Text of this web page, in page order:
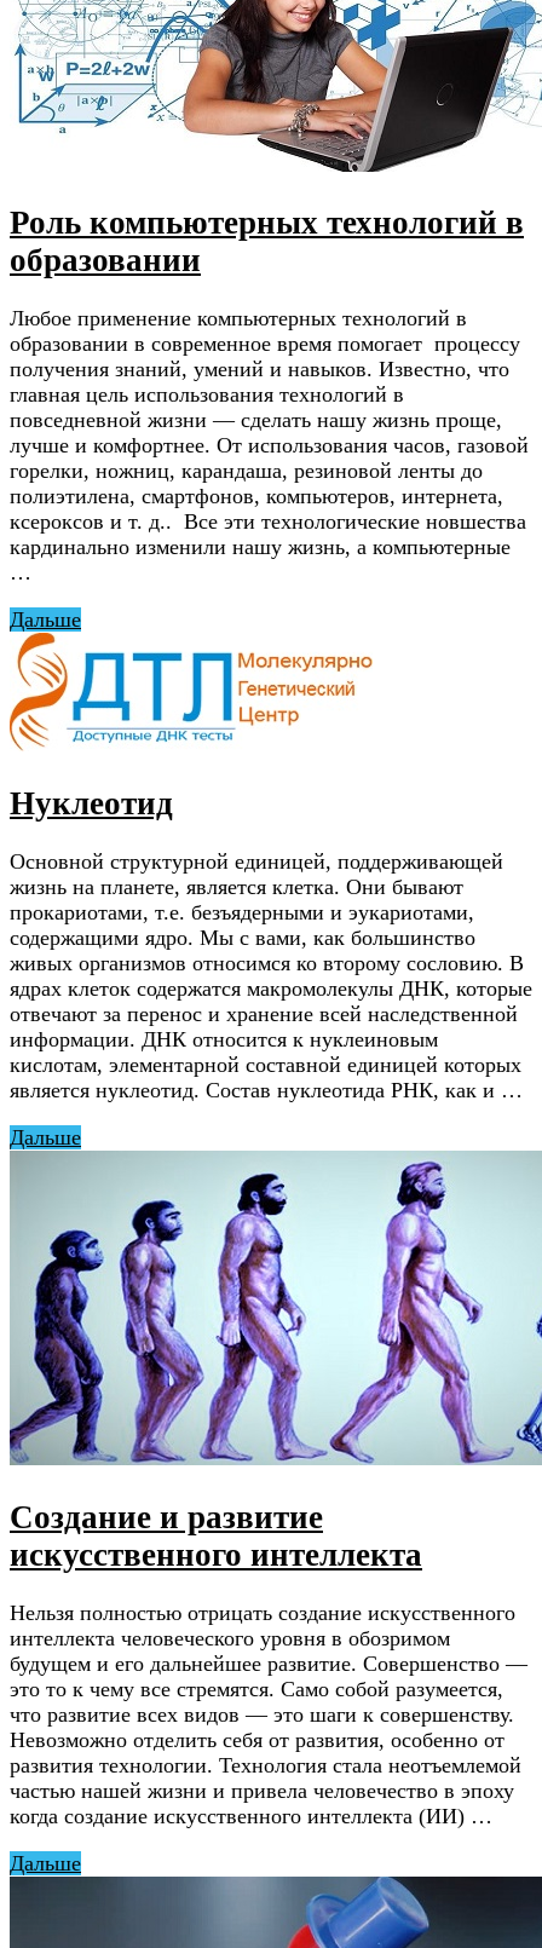
Роль компьютерных технологий в
образовании
Любое применение компьютерных технологий в
образовании в современное время помогает процессу
получения знаний, умений и навыков. Известно, что
главная цель использования технологий в
повседневной жизни — сделать нашу жизнь проще,
лучше и комфортнее. От использования часов, газовой
горелки, ножниц, карандаша, резиновой ленты до
полиэтилена, смартфонов, компьютеров, интернета,
ксероксов и т. д.. Все эти технологические новшества
кардинально изменили нашу жизнь, а компьютерные
…
Дальше
Нуклеотид
Основной структурной единицей, поддерживающей
жизнь на планете, является клетка. Они бывают
прокариотами, т.е. безъядерными и эукариотами,
содержащими ядро. Мы с вами, как большинство
живых организмов относимся ко второму сословию. В
ядрах клеток содержатся макромолекулы ДНК, которые
отвечают за перенос и хранение всей наследственной
информации. ДНК относится к нуклеиновым
кислотам, элементарной составной единицей которых
является нуклеотид. Состав нуклеотида РНК, как и …
Дальше
Создание и развитие
искусственного интеллекта
Нельзя полностью отрицать создание искусственного
интеллекта человеческого уровня в обозримом
будущем и его дальнейшее развитие. Совершенство —
это то к чему все стремятся. Само собой разумеется,
что развитие всех видов — это шаги к совершенству.
Невозможно отделить себя от развития, особенно от
развития технологии. Технология стала неотъемлемой
частью нашей жизни и привела человечество в эпоху
когда создание искусственного интеллекта (ИИ) …
Дальше